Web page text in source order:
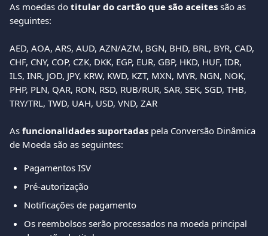
As moedas do titular do cartão que são aceites são as
seguintes:
AED, AOA, ARS, AUD, AZN/AZM, BGN, BHD, BRL, BYR, CAD,
CHF, CNY, COP, CZK, DKK, EGP, EUR, GBP, HKD, HUF, IDR,
ILS, INR, JOD, JPY, KRW, KWD, KZT, MXN, MYR, NGN, NOK,
PHP, PLN, QAR, RON, RSD, RUB/RUR, SAR, SEK, SGD, THB,
TRY/TRL, TWD, UAH, USD, VND, ZAR
As funcionalidades suportadas pela Conversão Dinâmica
de Moeda são as seguintes:
Pagamentos ISV
Pré-autorização
Notificações de pagamento
Os reembolsos serão processados na moeda principal